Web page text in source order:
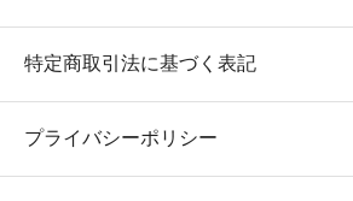
特定商取引法に基づく表記
プライバシーポリシー